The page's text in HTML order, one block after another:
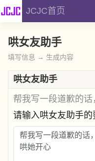
JCJC首页
哄女友助手
填写信息 → 生成内容
哄女友助手
帮我写一段道歉的
请输入哄女友助手的